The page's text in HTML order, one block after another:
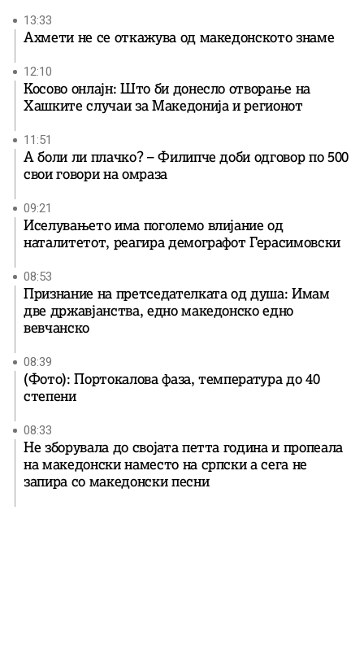
13:33
Ахмети не се откажува од македонското знаме
12:10
Косово онлајн: Што би донесло отворање на
Хашките случаи за Македонија и регионот
11:51
А боли ли плачко? – Филипче доби одговор по 500
свои говори на омраза
09:21
Иселувањето има поголемо влијание од
наталитетот, реагира демографот Герасимовски
08:53
Признание на претседателката од душа: Имам
две државјанства, едно македонско едно
вевчанско
08:39
(Фото): Портокалова фаза, температура до 40
степени
08:33
Не зборувала до својата петта година и пропеала
на македонски наместо на српски а сега не
запира со македонски песни